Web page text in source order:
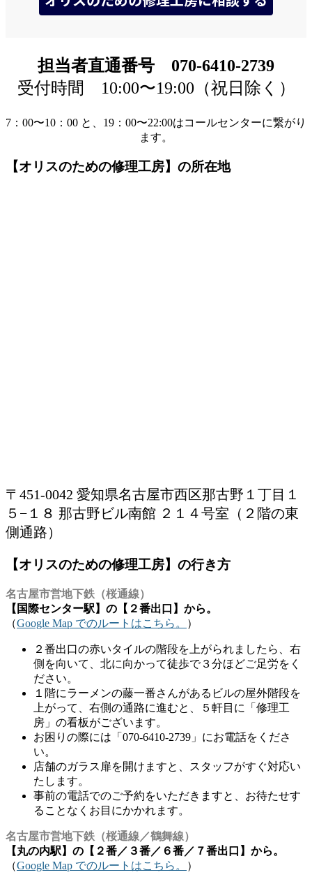
担当者直通番号 070-6410-2739
受付時間 10:00〜19:00（祝日除く）
7：00〜10：00 と、19：00〜22:00はコールセンターに繋がり
ます。
【オリスのための修理工房】の所在地
〒451-0042 愛知県名古屋市西区那古野１丁目１
５−１８ 那古野ビル南館 ２１４号室（２階の東
側通路）
【オリスのための修理工房】の行き方
名古屋市営地下鉄（桜通線）
【国際センター駅】の【２番出口】から。
（Google Map でのルートはこちら。 ）
２番出口の赤いタイルの階段を上がられましたら、右
側を向いて、北に向かって徒歩で３分ほどご足労をく
ださい。
１階にラーメンの藤一番さんがあるビルの屋外階段を
上がって、右側の通路に進むと、５軒目に「修理工
房」の看板がございます。
お困りの際には「070-6410-2739」にお電話をくださ
い。
店舗のガラス扉を開けますと、スタッフがすぐ対応い
たします。
事前の電話でのご予約をいただきますと、お待たせす
ることなくお目にかかれます。
名古屋市営地下鉄（桜通線／鶴舞線）
【丸の内駅】の【２番／３番／６番／７番出口】から。
（Google Map でのルートはこちら。 ）